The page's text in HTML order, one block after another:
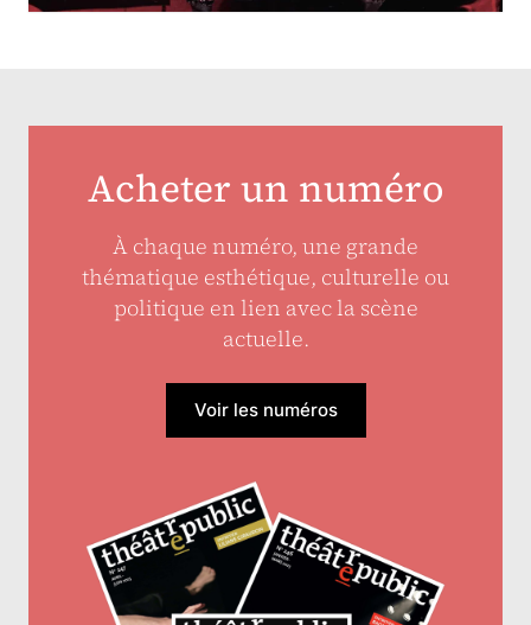
Acheter un numéro
À chaque numéro, une grande
thématique esthétique, culturelle ou
politique en lien avec la scène
actuelle.
Voir les numéros